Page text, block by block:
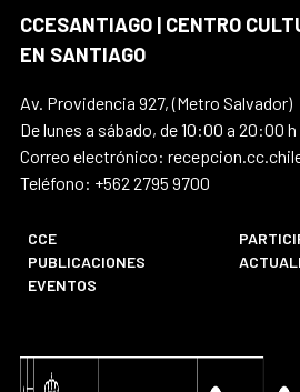
CCESANTIAGO | CENTRO
EN SANTIAGO
Av. Providencia 927, (Metro Salvador)
De lunes a sábado, de 10:00 a 20:00 h
Correo electrónico:
Teléfono: +562 2795 9700
CCE
PUBLICACIONES
EVENTOS